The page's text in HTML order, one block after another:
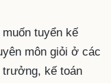
tuyển kế
môn giỏi ở các
kế toán